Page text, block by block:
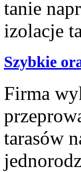
Szybkie
Firma
tarasów